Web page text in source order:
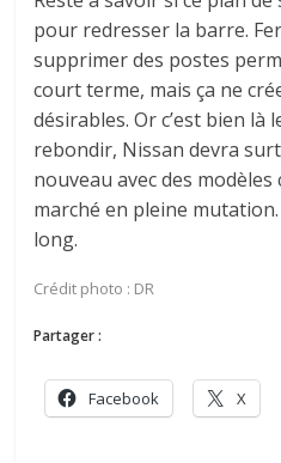
pour redresser la barre.
supprimer des postes
court terme, mais ça ne
désirables. Or c’est bien
rebondir, Nissan devra
nouveau avec des
marché en pleine
long.
Crédit photo : DR
Partager :
Facebook X